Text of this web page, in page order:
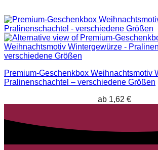
Premium-Geschenkbox Weihnachtsmotiv
Pralinenschachtel – verschiedene Größen
ab 1,62€